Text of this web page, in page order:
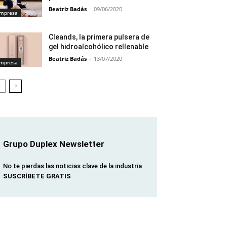
Beatriz Badás - 09/06/2020
Cleands, la primera pulsera de
gel hidroalcohólico rellenable
Beatriz Badás - 13/07/2020
Grupo Duplex Newsletter
No te pierdas las noticias clave de la industria
SUSCRÍBETE GRATIS